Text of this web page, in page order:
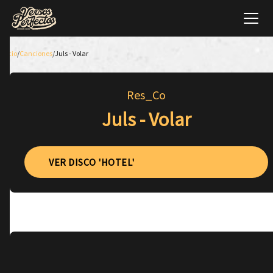
Inicio/Canciones/Juls - Volar
Res_Co
Juls - Volar
VER DISCO 'HOTEL'